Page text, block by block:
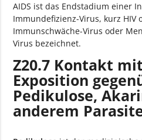
AIDS ist das Endstadium einer
Immundefizienz-Virus, kurz HIV
Immunschwäche-Virus oder
Virus bezeichnet.
Z20.7 Kontakt
Exposition
Pedikulose,
anderem